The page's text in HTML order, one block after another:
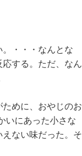
・・・なんとな
応する。ただ、なん
めに、おやじのお
いにあった小さな
ない味だった。そ